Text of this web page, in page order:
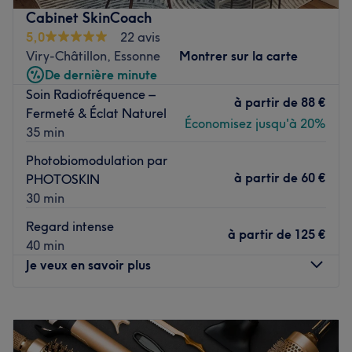
journée de cocooning, le salon met l'accent sur les soins
et garantit une expérience mémorable.
Transport public le plus proche
À seulement six minutes à pied de l’arrêt du métro Viry-
Châtillon.
L’équipe
L’équipe s'investit pleinement pour garantir une
expérience agréable et satisfaisante pour vous.
L’atmosphère : découvrez une ambiance conviviale dans
un institut moderne.
Les spécialités de l’établissement : les soins du visage et
Cabinet SkinCoach
5,0
22 avis
Viry-Châtillon, Essonne
Montrer sur la carte
De dernière minute
Soin Radiofréquence –
Fermeté & Éclat Naturel
35 min
à partir de 88 €
Économisez jusqu'à 20%
Photobiomodulation par
PHOTOSKIN
30 min
à partir de 60 €
Regard intense
40 min
à partir de 125 €
Je veux en savoir plus
Mardi
09:00
Mercredi
Fermé